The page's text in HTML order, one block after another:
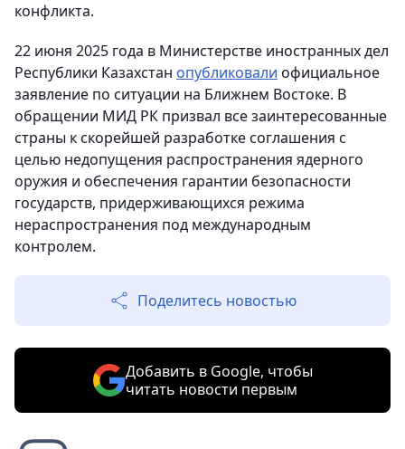
конфликта.
22 июня 2025 года в Министерстве иностранных дел
Республики Казахстан опубликовали официальное
заявление по ситуации на Ближнем Востоке. В
обращении МИД РК призвал все заинтересованные
страны к скорейшей разработке соглашения с
целью недопущения распространения ядерного
оружия и обеспечения гарантии безопасности
государств, придерживающихся режима
нераспространения под международным
контролем.
Поделитесь новостью
Добавить в Google, чтобы
читать новости первым